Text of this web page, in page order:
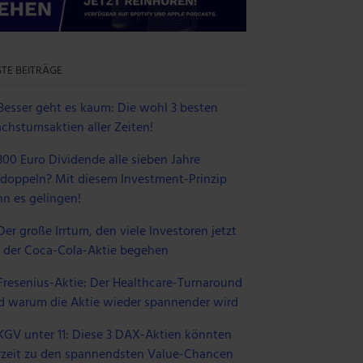
BEITRÄGE
geht es kaum: Die wohl 3 besten
aller Zeiten!
Euro Dividende alle sieben Jahre
Mit diesem Investment-Prinzip
es gelingen!
große Irrtum, den viele Investoren jetzt
Coca-Cola-Aktie begehen
Aktie: Der Healthcare-Turnaround
warum die Aktie wieder spannender wird
unter 11: Diese 3 DAX-Aktien könnten
zu den spannendsten Value-Chancen